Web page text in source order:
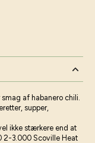
af habanero chili.
supper,
ikke stærkere end at
2-3.000 Scoville Heat